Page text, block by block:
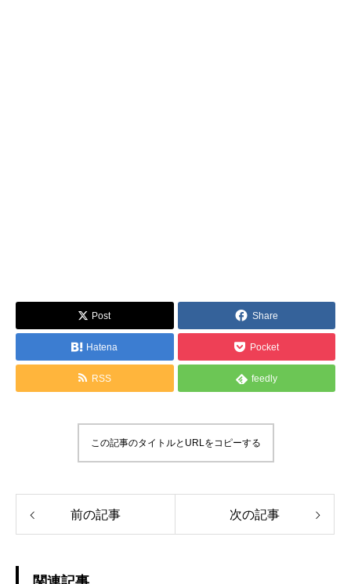
Post Share
Hatena Pocket
RSS feedly
この記事のタイトルとURLをコピーする
前の記事 次の記事